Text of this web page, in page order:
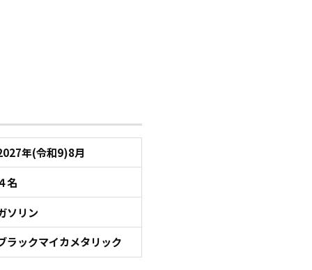
年(令和9)8月
名
ソリン
ラックマイカメタリック